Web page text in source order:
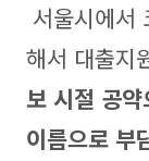
서울시에서
해서 대출지
보 시절 공
이름으로 부